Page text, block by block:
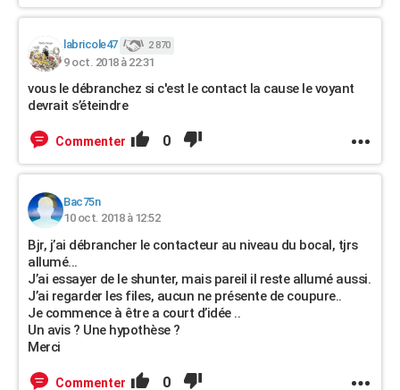
labricole47 2 870
9 oct. 2018 à 22:31
vous le débranchez si c'est le contact la cause le voyant
devrait s’éteindre
Commenter 0
Bac75n
10 oct. 2018 à 12:52
Bjr, j’ai débrancher le contacteur au niveau du bocal, tjrs
allumé...
J’ai essayer de le shunter, mais pareil il reste allumé aussi.
J’ai regarder les files, aucun ne présente de coupure..
Je commence à être a court d’idée ..
Un avis ? Une hypothèse ?
Merci
Commenter 0